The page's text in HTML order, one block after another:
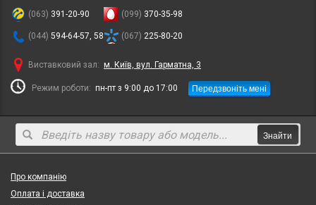
(063) 391-20-90
(044) 594-64-57, 58
(099) 370-35-98
(067) 225-80-20
Виставковий зал: м. Київ, вул. Гарматна, 3
Режим роботи: пн-пт з 9:00 до 17:00 Передзвоніть мені
Знайти
Про компанію
Оплата і доставка